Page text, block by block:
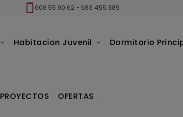
608 55 90 62 - 983 455 389
Habitacion Juvenil Dormitorio
PROYECTOS OFERTAS